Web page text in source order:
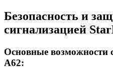
Безопасность и
сигнализацией
Основные возможности
A62: